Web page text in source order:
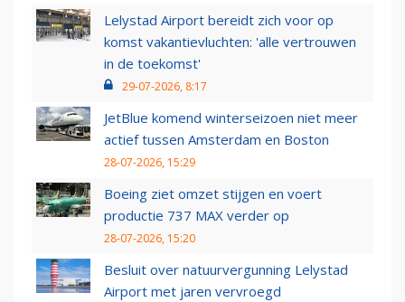
Lelystad Airport bereidt zich voor op
komst vakantievluchten: 'alle vertrouwen
in de toekomst'
29-07-2026, 8:17
JetBlue komend winterseizoen niet meer
actief tussen Amsterdam en Boston
28-07-2026, 15:29
Boeing ziet omzet stijgen en voert
productie 737 MAX verder op
28-07-2026, 15:20
Besluit over natuurvergunning Lelystad
Airport met jaren vervroegd